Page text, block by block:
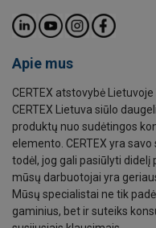
Apie mus
CERTEX atstovybė
CERTEX Lietuva siūlo
produktų nuo sudėtingos
elemento. CERTEX yra
todėl, jog gali pasiūlyti
mūsų darbuotojai yra
Mūsų specialistai ne tik
gaminius, bet ir suteiks